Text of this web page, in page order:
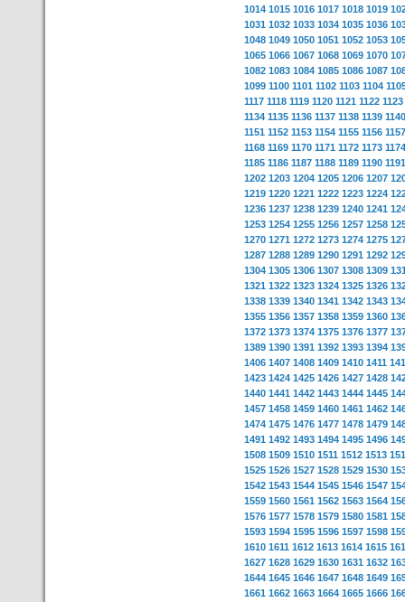
1014 1015 1016 1017 1018 1019
1031 1032 1033 1034 1035 1036
1048 1049 1050 1051 1052 1053
1065 1066 1067 1068 1069 1070
1082 1083 1084 1085 1086 1087
1099 1100 1101 1102 1103 1104
1117 1118 1119 1120 1121 1122 1123
1134 1135 1136 1137 1138 1139 1140
1151 1152 1153 1154 1155 1156 1157
1168 1169 1170 1171 1172 1173 1174
1185 1186 1187 1188 1189 1190 1191
1202 1203 1204 1205 1206 1207
1219 1220 1221 1222 1223 1224
1236 1237 1238 1239 1240 1241
1253 1254 1255 1256 1257 1258
1270 1271 1272 1273 1274 1275
1287 1288 1289 1290 1291 1292
1304 1305 1306 1307 1308 1309
1321 1322 1323 1324 1325 1326
1338 1339 1340 1341 1342 1343
1355 1356 1357 1358 1359 1360
1372 1373 1374 1375 1376 1377
1389 1390 1391 1392 1393 1394
1406 1407 1408 1409 1410 1411
1423 1424 1425 1426 1427 1428
1440 1441 1442 1443 1444 1445
1457 1458 1459 1460 1461 1462
1474 1475 1476 1477 1478 1479
1491 1492 1493 1494 1495 1496
1508 1509 1510 1511 1512 1513
1525 1526 1527 1528 1529 1530
1542 1543 1544 1545 1546 1547
1559 1560 1561 1562 1563 1564
1576 1577 1578 1579 1580 1581
1593 1594 1595 1596 1597 1598
1610 1611 1612 1613 1614 1615
1627 1628 1629 1630 1631 1632
1644 1645 1646 1647 1648 1649
1661 1662 1663 1664 1665 1666